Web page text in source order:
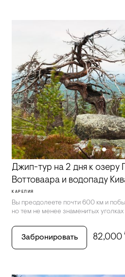
Джип-тур на 2 дня к озеру
Воттоваара и водопаду
КАРЕЛИЯ
Вы преодолеете почти 600 км и
но тем не менее знаменитых уголках
Забронировать 82,000